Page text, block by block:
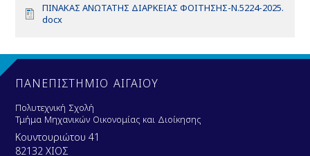
c
n
D
o
m
n
t
ΠΙΝΑΚΑΣ ΑΝΩΤΑΤΗΣ ΔΙΑΡΚΕΙΑΣ ΦΟΙΤΗΣΗΣ-Ν.5224-2025.
docx
ΠΑΝΕΠΙΣΤΗΜΙΟ ΑΙΓΑΙΟΥ
Πολυτεχνική Σχολή
Τμήμα Μηχανικών Οικονομίας και Διοίκησης
Κουντουριώτου 41
82132 ΧΙΟΣ